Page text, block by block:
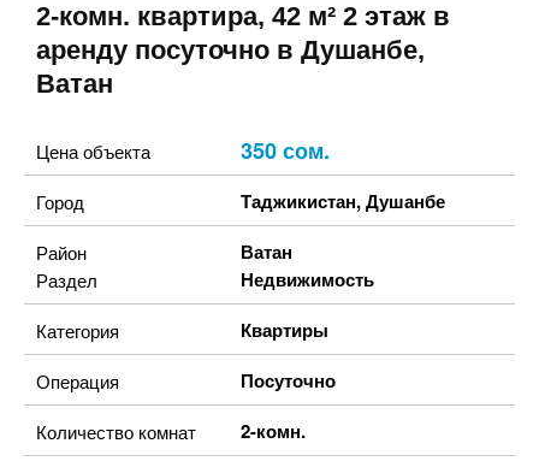
2-комн. квартира, 42 м² 2 этаж в
аренду посуточно в Душанбе,
Ватан
Цена объекта 350 сом.
Город Таджикистан,Душанбе
Район Ватан
Раздел Недвижимость
Категория Квартиры
Операция Посуточно
Количество комнат 2-комн.